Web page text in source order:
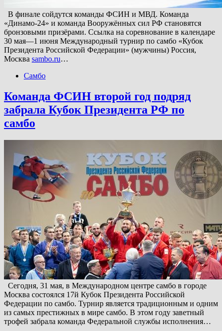
В финале сойдутся команды ФСИН и МВД. Команда
«Динамо-24» и команда Вооружённых сил РФ становятся
бронзовыми призёрами. Ссылка на соревнование в календаре
30 мая—1 июня Международный турнир по самбо «Кубок
Президента Российской Федерации» (мужчины) Россия,
Москва sambo.ru…
Самбо
Команда ФСИН второй год подряд
забрала Кубок Президента РФ по
самбо
Сегодня, 31 мая, в Международном центре самбо в городе
Москва состоялся 17й Кубок Президента Российской
Федерации по самбо. Турнир является традиционным и одним
из самых престижных в мире самбо. В этом году заветный
трофей забрала команда Федеральной службы исполнения…